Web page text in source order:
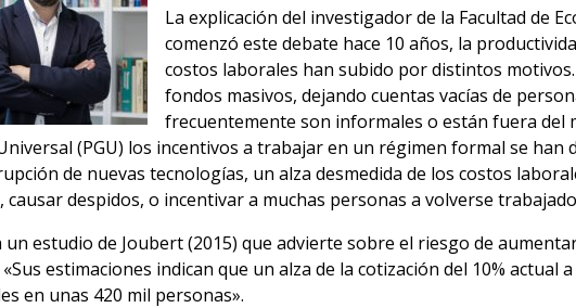
La explicación del investigador de la Facultad de
comenzó este debate hace 10 años, la
costos laborales han subido por distintos
fondos masivos, dejando cuentas vacías de
frecuentemente son informales o están fuera del
(PGU) los incentivos a trabajar en un régimen formal se han
de nuevas tecnologías, un alza desmedida de los costos
despidos, o incentivar a muchas personas a volverse
un estudio de Joubert (2015) que advierte sobre el riesgo de
estimaciones indican que un alza de la cotización del 10% actual
en unas 420 mil personas».